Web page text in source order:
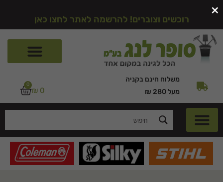
רוכשים וצוברים! להרשמה לאתר לחצו כאן
משלוח חינם בקניה
מעל 280 ₪
₪ 0
0
×